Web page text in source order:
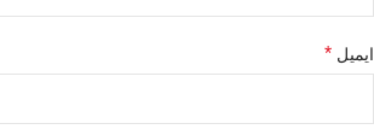
ایمیل *